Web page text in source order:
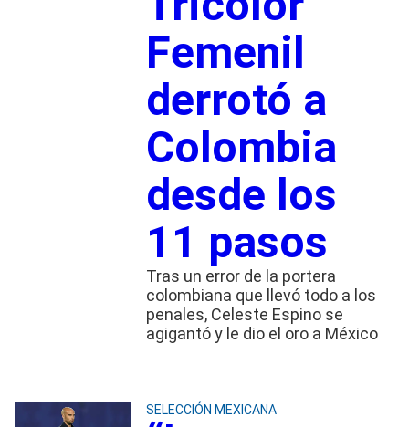
Femenil
derrotó a
Colombia
desde los
11 pasos
Tras un error de la portera
colombiana que llevó todo a los
penales, Celeste Espino se
agigantó y le dio el oro a México
SELECCIÓN MEXICANA